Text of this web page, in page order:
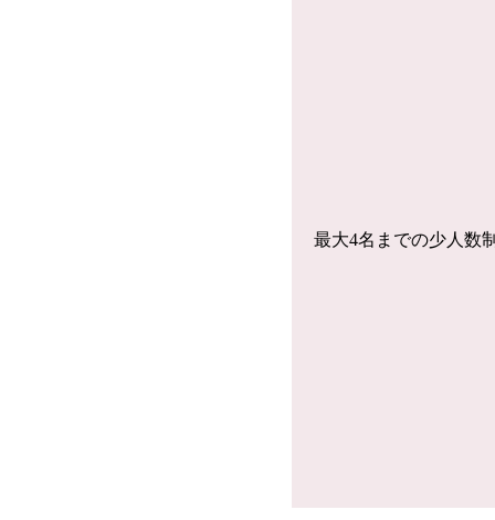
最大4名までの少人数